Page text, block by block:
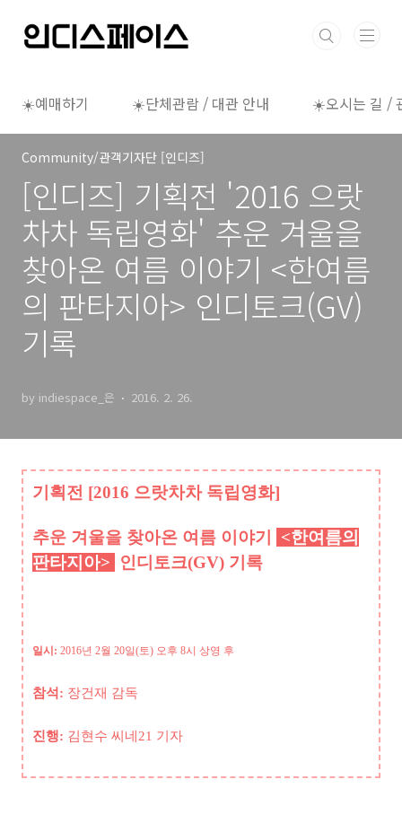
☀️예매하기 ☀️단체관람 / 대관 안내 ☀️오시는 길 /
Community/관객기자단 [인디즈]
[인디즈] 기획전 '2016 으랏
차차 독립영화' 추운 겨울을
찾아온 여름 이야기 <한여름
의 판타지아> 인디토크(GV)
기록
by indiespace_은 2016. 2. 26.
기획전 [2016 으랏차차 독립영화]
추운 겨울을 찾아온 여름 이야기
<한여름의
판타지아> 인디토크(GV) 기 록
일시: 2016년 2월 20일(토) 오후 8시 상영 후
참석: 장건재 감독
진행: 김현수 씨네21 기자